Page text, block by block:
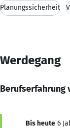
Planungssicherheit
Werdegang
Berufserfahrung
Bis heute 6